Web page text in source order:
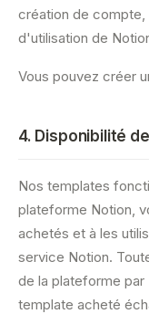
création de compte,
d'utilisation de
Vous pouvez créer
4. Disponibilité
Nos templates
plateforme Notion,
achetés et à les
service Notion.
de la plateforme
template acheté